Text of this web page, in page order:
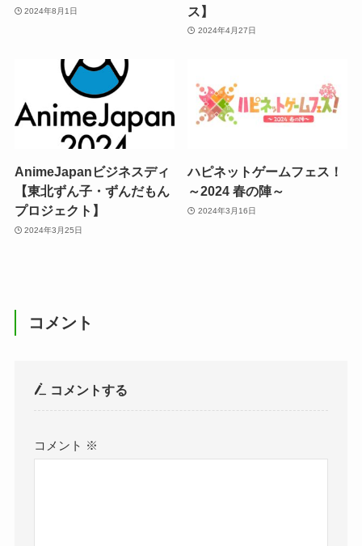
2024年8月1日
ス】
2024年4月27日
AnimeJapanビジネスディ
【東北ずん子・ずんだもん
プロジェクト】
2024年3月25日
ハピネットゲームフェス！
～2024 春の陣～
2024年3月16日
コメント
コメントする
コメント ※